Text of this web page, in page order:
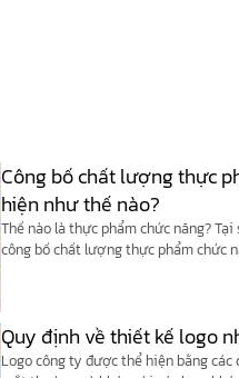
Công bố chất lượng thực
hiện như thế nào?
Thế nào là thực phẩm chức năng?
công bố chất lượng thực phẩm chức
Quy định về thiết kế logo
Logo công ty được thể hiện bằng